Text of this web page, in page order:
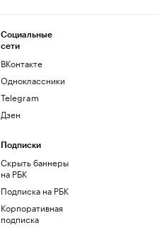
Социальные
сети
ВКонтакте
Одноклассники
Telegram
Дзен
Подписки
Скрыть баннеры
на РБК
Подписка на РБК
Корпоративная
подписка